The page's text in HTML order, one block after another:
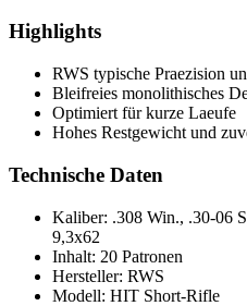
Highlights
RWS typische Praezision
Bleifreies monolithisches
Optimiert für kurze Laeufe
Hohes Restgewicht und
Technische Daten
Kaliber: .308 Win., .30-06
9,3x62
Inhalt: 20 Patronen
Hersteller: RWS
Modell: HIT Short-Rifle